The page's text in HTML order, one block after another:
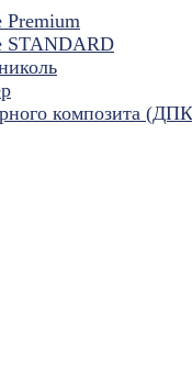
Premium
STANDARD
композита